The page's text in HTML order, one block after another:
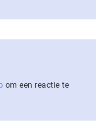
om een reactie te